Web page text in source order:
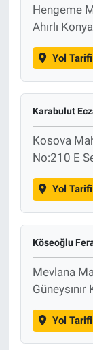
Hengeme
Ahırlı Konya
Yol
Karabulut
Kosova
No:210 E
Yol Tarifi
Köseoğlu
Mevlana
Güneysınır
Yol